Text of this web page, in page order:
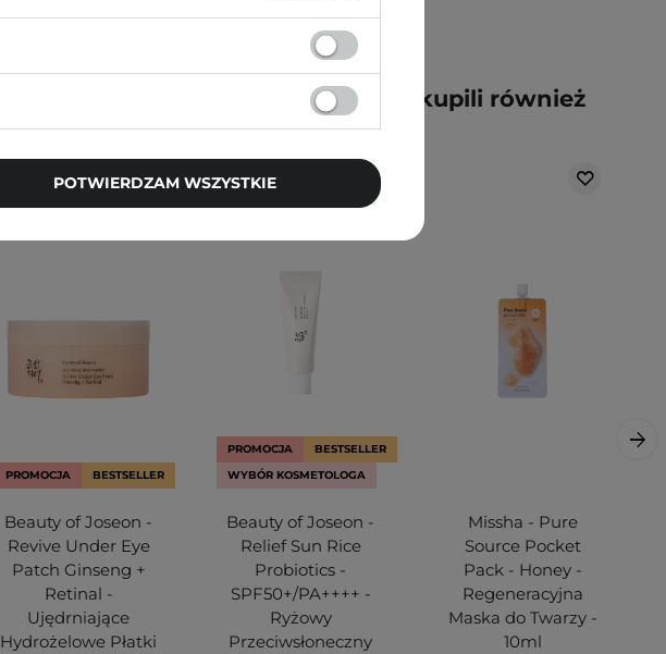
Klienci, którzy kupili ten produkt, kupili również
PROMOCJA BESTSELLER
Beauty of Joseon -
Revive Under Eye
Patch Ginseng +
Retinal -
Ujędrniające
Hydrożelowe Płatki
PROMOCJA
BESTSELLER
WYBÓR KOSMETOLOGA
Beauty of Joseon -
Relief Sun Rice
Probiotics -
SPF50+/PA++++ -
Ryżowy
Przeciwsłoneczny
Missha - Pure
Source Pocket
Pack - Honey -
Regeneracyjna
Maska do Twarzy -
10ml
POTWIERDZAM WSZYSTKIE